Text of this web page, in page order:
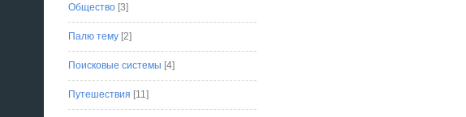
Общество[3]
Палю тему[2]
Поисковые системы [4]
Путешествия [11]